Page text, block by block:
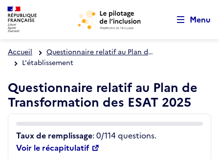
Aller au menu principal
Aller au contenu principal
Menu
Accueil
Questionnaire relatif au Plan de Transformation des ESAT 2025
L'établissement
Questionnaire relatif au Plan de
Transformation des ESAT 2025
Taux de remplissage: 0/114 questions.
Voir le récapitulatif
Retour au début de la page
Panneau de gestion des cookies